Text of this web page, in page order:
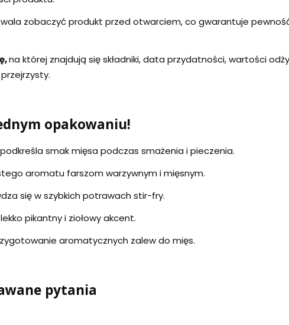
zobaczyć produkt przed otwarciem, co gwarantuje
na której znajdują się składniki, data przydatności, wartości
opakowaniu!
smak mięsa podczas smażenia i pieczenia.
aromatu farszom warzywnym i mięsnym.
się w szybkich potrawach stir-fry.
pikantny i ziołowy akcent.
aromatycznych zalew do mięs.
pytania